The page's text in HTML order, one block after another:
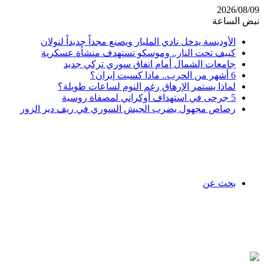
2026/08/09
نبض الساعة
الأوديسة يدخل نادي المليار ويصنع مجداً جديداً لنولان
كييف تحت النار.. وموسكو تستهدف منشأة عسكرية
جامعات الشمال أمام اتفاق سوري تركي جديد
6 أشهر من الحرب.. ماذا كسبت إيران؟
لماذا يستمر الإرهاق رغم النوم لساعات طويلة؟
5 جرحى في استهداف أوكراني لمصفاة روسية
رصاص مجهول يضرب الجيش السوري في ريف دير الزور
بحث عن